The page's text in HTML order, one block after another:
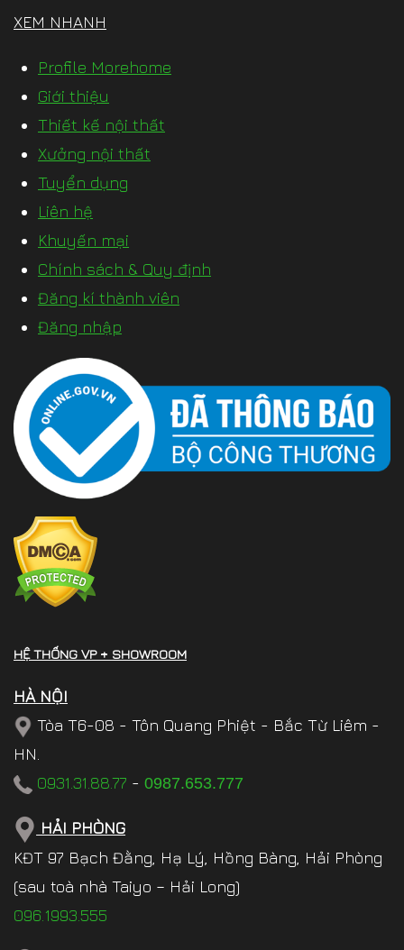
XEM NHANH
Profile Morehome
Giới thiệu
Thiết kế nội thất
Xưởng nội thất
Tuyển dụng
Liên hệ
Khuyến mại
Chính sách & Quy định
Đăng kí thành viên
Đăng nhập
HỆ THỐNG VP + SHOWROOM
HÀ NỘI
Tòa T6-08 - Tôn Quang Phiệt - Bắc Từ Liêm -
HN.
0931.31.88.77 - 0987.653.777
HẢI PHÒNG
KĐT 97 Bạch Đằng, Hạ Lý, Hồng Bàng, Hải Phòng
(sau toà nhà Taiyo – Hải Long)
096.1993.555